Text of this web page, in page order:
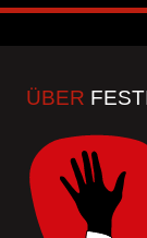
ÜBER